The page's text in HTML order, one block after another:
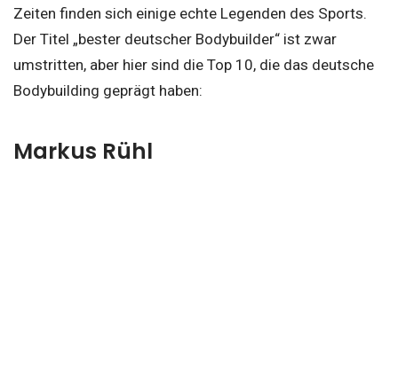
Zeiten finden sich einige echte Legenden des Sports.
Der Titel „bester deutscher Bodybuilder“ ist zwar
umstritten, aber hier sind die Top 10, die das deutsche
Bodybuilding geprägt haben:
Markus Rühl